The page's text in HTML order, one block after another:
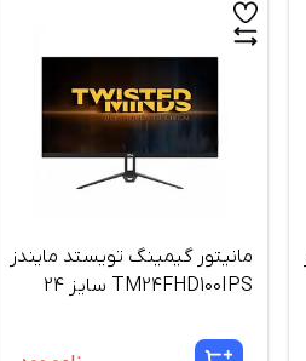
مانیتور گیمینگ تویستد مایندز
TM24FHD100IPS سایز 24